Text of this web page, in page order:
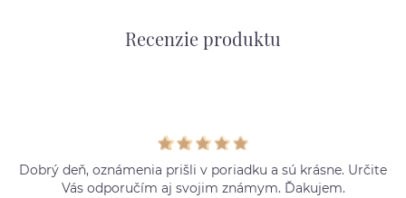
Recenzie produktu
Dobrý deň, oznámenia prišli v poriadku a sú krásne. Určite
Vás odporučím aj svojim známym. Ďakujem.